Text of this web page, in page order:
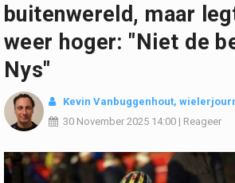
buitenwereld, maar
weer hoger: "Niet de
Nys"
Kevin Vanbuggenhout,
30 November 2025 14:00 | Reageer